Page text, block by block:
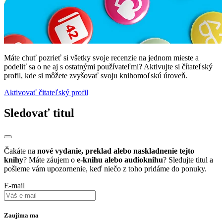
Máte chuť pozrieť si všetky svoje recenzie na jednom mieste a
podeliť sa o ne aj s ostatnými používateľmi? Aktivujte si čítateľský
profil, kde si môžete zvyšovať svoju knihomoľskú úroveň.
Aktivovať čitateľský profil
Sledovať titul
Čakáte na nové vydanie, preklad alebo naskladnenie tejto
knihy? Máte záujem o e-knihu alebo audioknihu? Sledujte titul a
pošleme vám upozornenie, keď niečo z toho pridáme do ponuky.
E-mail
Zaujíma ma